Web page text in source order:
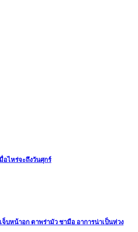
อไหร่จะถึงวันศุกร์
จ็บหน้าอก ตาพร่ามัว ชามือ อาการน่าเป็นห่วง